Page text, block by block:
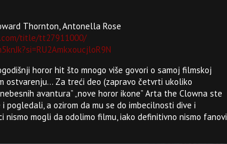
Thornton, Antonella Rose
title/tt27911000/
horor hit što mnogo više govori o samoj filmskoj
ostvarenju... Za treći deo (zapravo četvrti ukoliko
avantura” „nove horor ikone” Arta the Clowna ste
pogledali, a ozirom da mu se do imbecilnosti dive i
nismo mogli da odolimo filmu, iako definitivno nismo fanovi